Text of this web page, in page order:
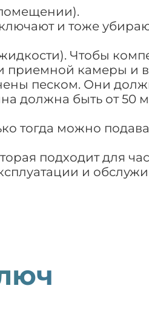
и тоже
Чтобы
приемной камеры и
песком. Они
должна быть от 50
тогда можно
подходит для
и